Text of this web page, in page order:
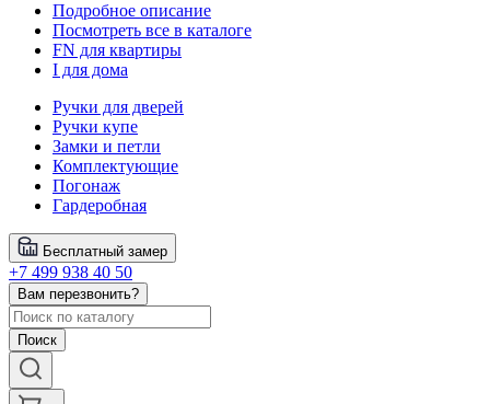
Подробное описание
Посмотреть все в каталоге
FN для квартиры
I для дома
Ручки для дверей
Ручки купе
Замки и петли
Комплектующие
Погонаж
Гардеробная
Бесплатный замер
+7 499 938 40 50
Вам перезвонить?
Поиск